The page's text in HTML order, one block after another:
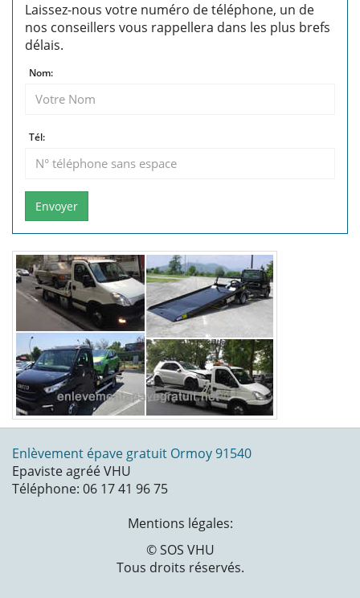
Laissez-nous votre numéro de téléphone, un de
nos conseillers vous rappellera dans les plus brefs
délais.
Nom:
Tél:
Envoyer
Enlèvement épave gratuit Ormoy 91540
Epaviste agréé VHU
Téléphone: 06 17 41 96 75
Mentions légales:
© SOS VHU
Tous droits réservés.